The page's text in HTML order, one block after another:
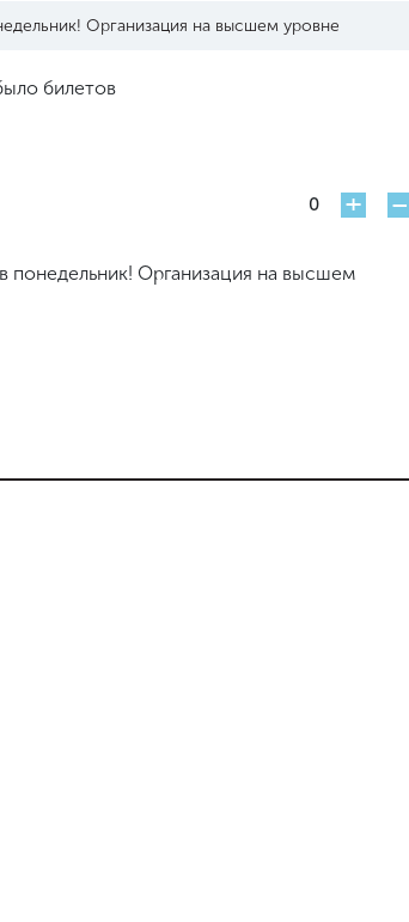
Организация на высшем уровне
билетов
0 + -
понедельник! Организация на высшем